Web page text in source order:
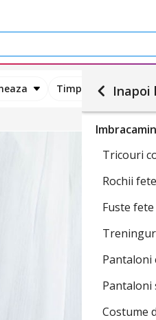
Tricouri
Rochii
Fuste fete
Costume
Timp de livrare